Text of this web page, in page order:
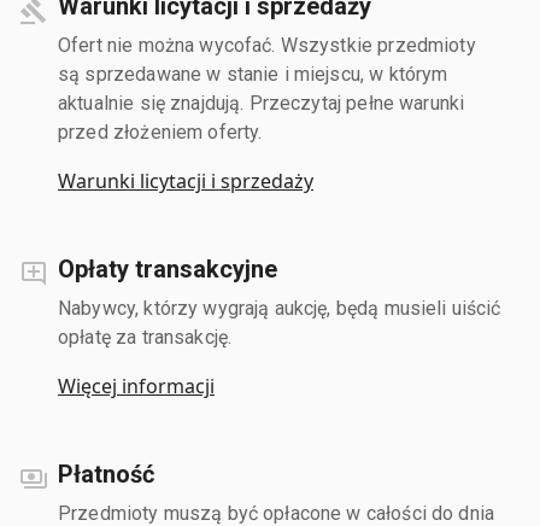
Ofert nie można wycofać. Wszystkie przedmioty
są sprzedawane w stanie i miejscu, w którym
aktualnie się znajdują. Przeczytaj pełne warunki
przed złożeniem oferty.
Warunki licytacji i sprzedaży
Opłaty transakcyjne
Nabywcy, którzy wygrają aukcję, będą musieli uiścić
opłatę za transakcję.
Więcej informacji
Płatność
Przedmioty muszą być opłacone w całości do dnia